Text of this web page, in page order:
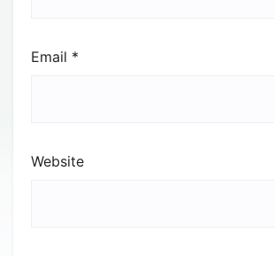
Email *
Website